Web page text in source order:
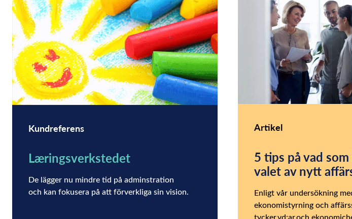
Kundreferens
Læringsverkstedet
De lägger nu mindre tid på adminstration
och kan fokusera på att förverkliga sin vision.
Artikel
5 tips på vad
valet av nytt
Enligt vår undersökning
ekonomistyrning och
tycker vd:ar och